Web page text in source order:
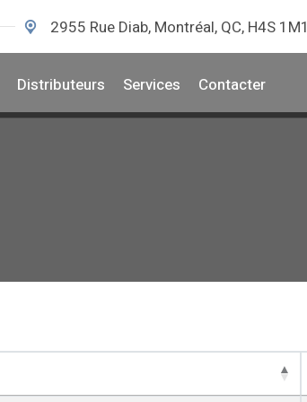
2955 Rue Diab, Montréal, QC, H4S 1M1
Distributeurs Services Contacter